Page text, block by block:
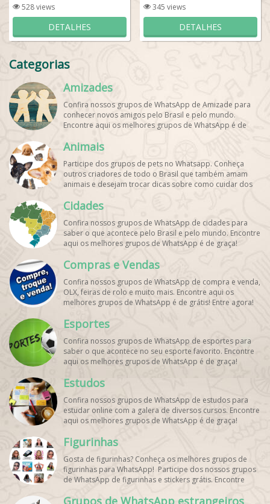
528 views
DETALHES
345 views
DETALHES
Categorias
Amizades
Confira nossos grupos de WhatsApp de Amizade para
conhecer novos amigos pelo Brasil e pelo mundo.
Encontre aqui os melhores grupos de WhatsApp é de
Animais
Participe dos grupos de pets no Whatsapp. Conheça
outros criadores de todo o Brasil que também amam
animais e desejam trocar dicas sobre como cuidar dos
graça!
Cidades
Confira nossos grupos de WhatsApp de cidades para
saber o que acontece pelo Brasil e pelo mundo. Encontre
aqui os melhores grupos de WhatsApp é de graça!
Compras e Vendas
Confira nossos grupos de WhatsApp de compra e venda,
OLX, feiras de rolo e muito mais. Encontre aqui os
melhores grupos de WhatsApp é de grátis! Entre agora!
Esportes
Confira nossos grupos de WhatsApp de esportes para
saber o que acontece no seu esporte favorito. Encontre
aqui os melhores grupos de WhatsApp é de graça!
Estudos
Confira nossos grupos de WhatsApp de estudos para
estudar online com a galera de diversos cursos. Encontre
aqui os melhores grupos de WhatsApp é de graça!
Figurinhas
Gosta de figurinhas? Conheça os melhores grupos de
figurinhas para WhatsApp! Participe dos nossos grupos
de WhatsApp de figurinhas e stickers grátis. Encontre
perfil!
Grupos de WhatsApp estrangeiros